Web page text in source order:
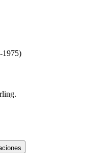
1975)